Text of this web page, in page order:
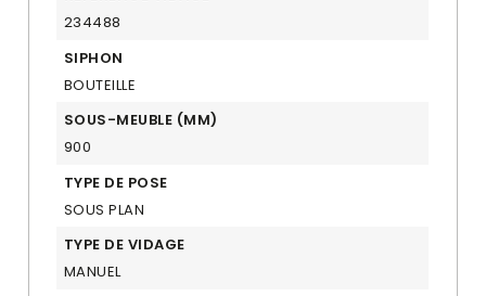
234488
SIPHON
BOUTEILLE
SOUS-MEUBLE (MM)
900
TYPE DE POSE
SOUS PLAN
TYPE DE VIDAGE
MANUEL